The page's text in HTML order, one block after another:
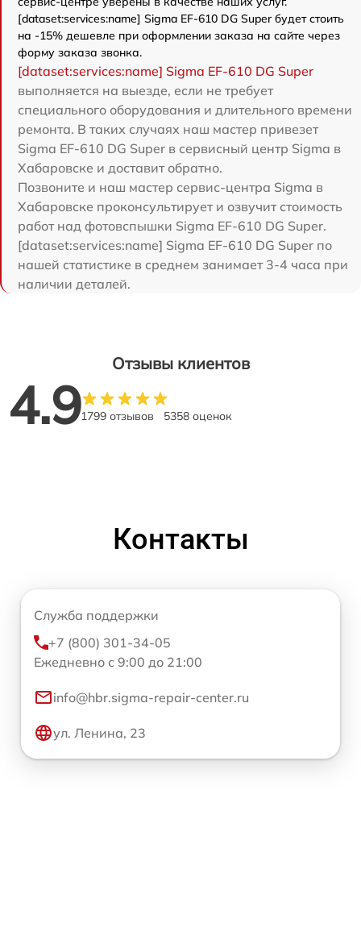
[dataset:services:name] Sigma EF-610 DG Super будет стоить
на -15% дешевле при оформлении заказа на сайте через
форму заказа звонка.
[dataset:services:name] Sigma EF-610 DG Super
выполняется на выезде, если не требует
специального оборудования и длительного времени
ремонта. В таких случаях наш мастер привезет
Sigma EF-610 DG Super в сервисный центр Sigma в
Хабаровске и доставит обратно.
Позвоните и наш мастер сервис-центра Sigma в
Хабаровске проконсультирует и озвучит стоимость
работ над фотовспышки Sigma EF-610 DG Super.
[dataset:services:name] Sigma EF-610 DG Super по
нашей статистике в среднем занимает 3-4 часа при
наличии деталей.
Отзывы клиентов
4.91799 отзывов 5358 оценок
Контакты
Служба поддержки
+7 (800) 301-34-05
Ежедневно с 9:00 до 21:00
info@hbr.sigma-repair-center.ru
ул. Ленина, 23